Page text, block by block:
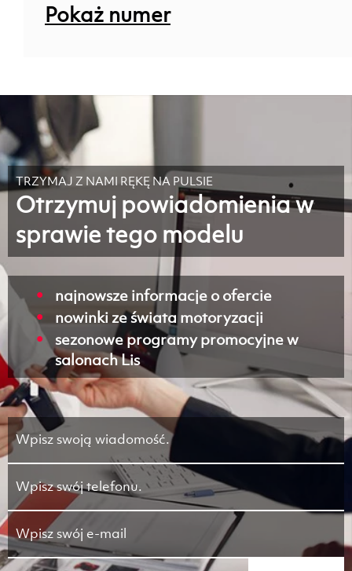
Pokaż numer
TRZYMAJ Z NAMI RĘKĘ NA PULSIE
Otrzymuj powiadomienia w
sprawie tego modelu
najnowsze informacje o ofercie
nowinki ze świata motoryzacji
sezonowe programy promocyjne w
salonach Lis